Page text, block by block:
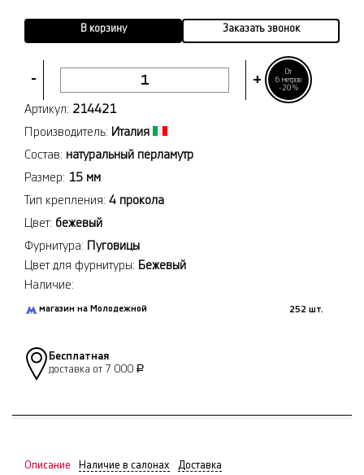
- +
От
6 метров
-20%
В корзину Заказать звонок
Артикул: 214421
Производитель: Италия
Состав: натуральный перламутр
Размер: 15 мм
Тип крепления: 4 прокола
Цвет: бежевый
Фурнитура:
Пуговицы
Цвет для фурнитуры: Бежевый
Наличие:
магазин на Молодежной 252 шт.
Бесплатная
доставка от 7 000 Р
Описание Наличие в салонах Доставка